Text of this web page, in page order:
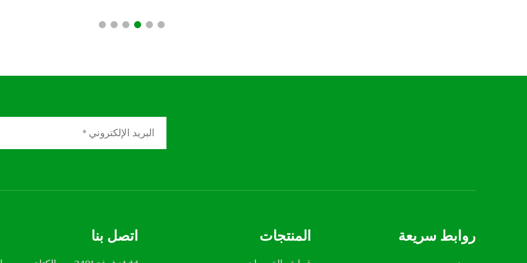
روابط سريعة المنتجات اتصل بنا